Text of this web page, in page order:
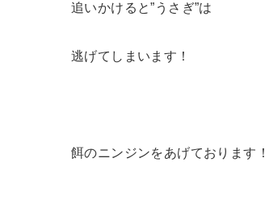
追いかけると”うさぎ”は
逃げてしまいます！
餌のニンジンをあげております！